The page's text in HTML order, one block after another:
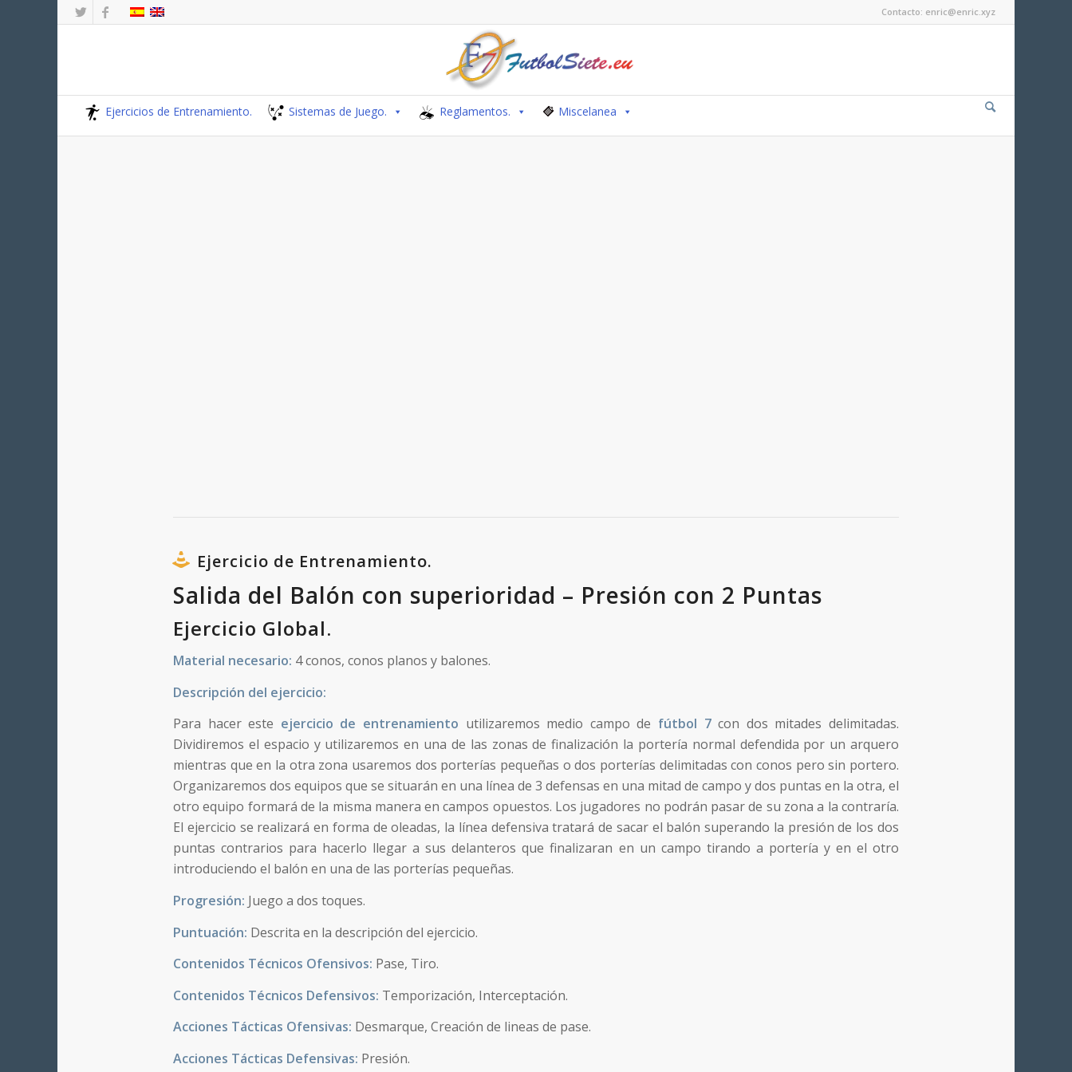
Contacto: enric@enric.xyz
Ejercicios de Entrenamiento. Sistemas de Juego. Reglamentos. Miscelanea
Ejercicio de Entrenamiento.
Salida del Balón con superioridad – Presión con 2 Puntas
Ejercicio Global.
Material necesario: 4 conos, conos planos y balones.
Descripción del ejercicio:
Para hacer este ejercicio de entrenamiento utilizaremos medio campo de fútbol 7con dos mitades delimitadas.
Dividiremos el espacio y utilizaremos en una de las zonas de finalización la portería normal defendida por un arquero
mientras que en la otra zona usaremos dos porterías pequeñas o dos porterías delimitadas con conos pero sin portero.
Organizaremos dos equipos que se situarán en una línea de 3 defensas en una mitad de campo y dos puntas en la otra, el
otro equipo formará de la misma manera en campos opuestos. Los jugadores no podrán pasar de su zona a la contraría.
El ejercicio se realizará en forma de oleadas, la línea defensiva tratará de sacar el balón superando la presión de los dos
puntas contrarios para hacerlo llegar a sus delanteros que finalizaran en un campo tirando a portería y en el otro
introduciendo el balón en una de las porterías pequeñas.
Progresión: Juego a dos toques.
Puntuación: Descrita en la descripción del ejercicio.
Contenidos Técnicos Ofensivos: Pase, Tiro.
Contenidos Técnicos Defensivos: Temporización, Interceptación.
Acciones Tácticas Ofensivas: Desmarque, Creación de lineas de pase.
Acciones Tácticas Defensivas: Presión.